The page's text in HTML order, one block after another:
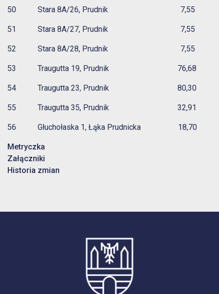
50 Stara 8A/26, Prudnik 7,55
51 Stara 8A/27, Prudnik 7,55
52 Stara 8A/28, Prudnik 7,55
53 Traugutta 19, Prudnik 76,68
54 Traugutta 23, Prudnik 80,30
55 Traugutta 35, Prudnik 32,91
56 Głuchołaska 1, Łąka Prudnicka 18,70
Metryczka
Załączniki
Historia zmian